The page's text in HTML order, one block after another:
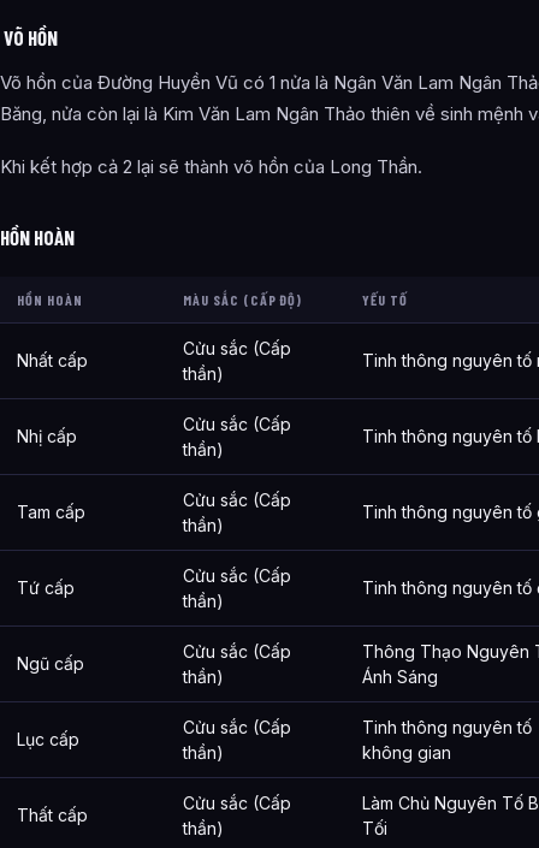
VÕ HỒN
Võ hồn của Đường Huyền Vũ có 1 nửa là Ngân Văn Lam Ngân
Băng, nửa còn lại là Kim Văn Lam Ngân Thảo thiên về sinh mệnh
Khi kết hợp cả 2 lại sẽ thành võ hồn của Long Thần.
HỒN HOÀN
HỒN HOÀN MÀU SẮC (CẤP ĐỘ) YẾU TỐ
Nhất cấp
Cửu sắc (Cấp
thần)
Tinh thông nguyên tố
Nhị cấp
Cửu sắc (Cấp
thần)
Tinh thông nguyên tố
Tam cấp
Cửu sắc (Cấp
thần)
Tinh thông nguyên tố
Tứ cấp
Cửu sắc (Cấp
thần)
Tinh thông nguyên tố
Ngũ cấp
Cửu sắc (Cấp
thần)
Thông Thạo Nguyên
Ánh Sáng
Lục cấp
Cửu sắc (Cấp
thần)
Tinh thông nguyên tố
không gian
Thất cấp
Cửu sắc (Cấp
thần)
Làm Chủ Nguyên Tố
Tối